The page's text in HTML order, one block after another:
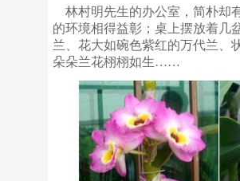
林村明先生的办公室，简朴却
的环境相得益彰；桌上摆放着几
兰、花大如碗色紫红的万代兰
朵朵兰花栩栩如生……